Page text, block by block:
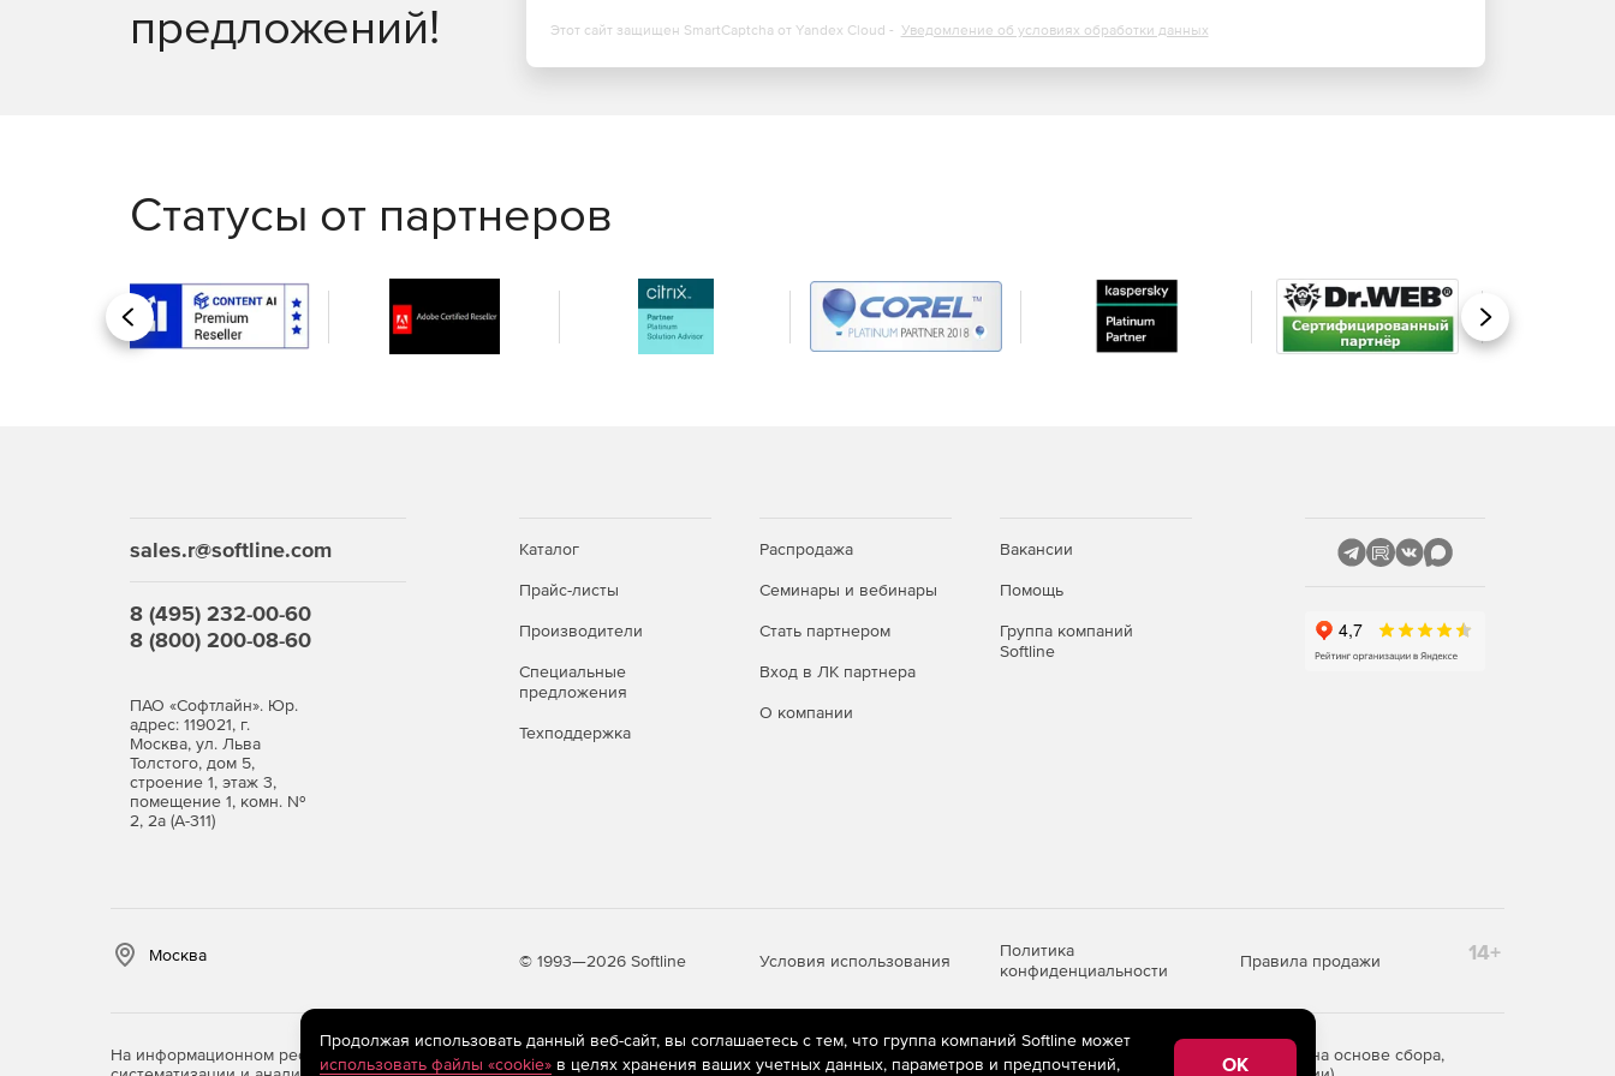
предложений!
Этот сайт защищен SmartCaptcha от Yandex Cloud - Уведомление об условиях обработки данных
Статусы от партнеров
Назад Вперед
sales.r@softline.com
8 (495) 232-00-60
8 (800) 200-08-60
ПАО «Софтлайн». Юр.
адрес: 119021, г.
Москва, ул. Льва
Толстого, дом 5,
строение 1, этаж 3,
помещение 1, комн. №
2, 2а (А-311)
Каталог
Прайс-листы
Производители
Специальные
предложения
Техподдержка
Распродажа
Семинары и вебинары
Стать партнером
Вход в ЛК партнера
О компании
Вакансии
Помощь
Группа компаний
Softline
Москва © 1993—2026 Softline Условия использования
Политика
конфиденциальности
Правила продажи 14+
На информационном ресурсе store.softline.ru применяются рекомендательные технологии
(информационные технологии предоставления информации на основе сбора,
Продолжая использовать данный веб-сайт, вы соглашаетесь с тем, что группа компаний Softline может
использовать файлы «cookie»в целях хранения ваших учетных данных, параметров и предпочтений, OK